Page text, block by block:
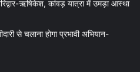
ऋषिकेश, कांवड़ यात्रा में उमड़ा आस्था
से चलाना होगा प्रभावी अभियान-